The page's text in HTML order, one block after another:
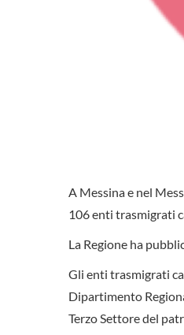
A Messina e nel
106 enti trasmigrati
La Regione ha
Gli enti trasmigrati
Dipartimento
Terzo Settore del